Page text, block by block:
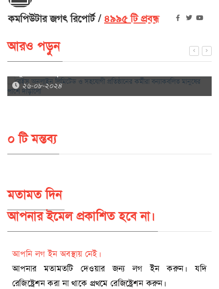
কমপিউটার জগৎ রিপোর্ট ৪৯৯৫ টি প্রবন্ধ
আরও পড়ুন
রেইস অনলাইন লিমিটেড ও সহযোগী প্রতিষ্ঠানের কর্মীরা বন্যাকবলিত
২৬-০৮-২০২৪
০ টি মন্তব্য
মতামত দিন
আপনার ইমেল প্রকাশিত হবে না।
আপনি লগ ইন অবস্থায় নেই।
আপনার মতামতটি দেওয়ার জন্য লগ ইন করুন। যদি
রেজিষ্ট্রেশন করা না থাকে প্রথমে রেজিষ্ট্রেশন করুন।